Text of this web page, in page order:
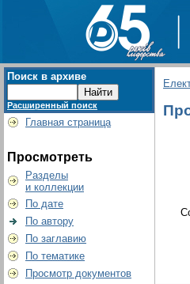
Поиск в архиве
Расширенный поиск
Главная страница
Просмотреть
Разделы
и коллекции
По дате
По автору
По заглавию
По тематике
Просмотр документов